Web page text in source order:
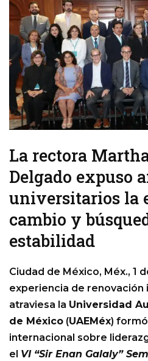
La rectora
Delgado expuso
universitarios la
cambio y
estabilidad
Ciudad de México, Méx., 1
experiencia de renovación
atraviesa la Universidad
de México (UAEMéx)
internacional sobre
el VI “Sir Enan Galaly”